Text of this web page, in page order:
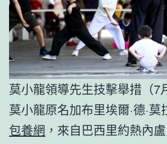
莫小龍領導先生技擊舉措（7
莫小龍原名加布里埃爾·德·
包養網 ，來自巴西里約熱內